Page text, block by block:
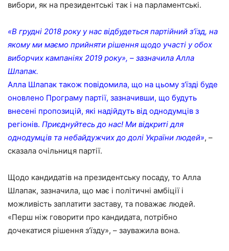
вибори, як на президентські так і на парламентські.
«В грудні 2018 року у нас відбудеться партійний з‘їзд, на
якому ми маємо прийняти рішення щодо участі у обох
виборчих кампаніях 2019 року», – зазначила Алла
Шлапак.
Алла Шлапак також повідомила, що на цьому з‘їзді буде
оновлено Програму партії, зазначивши, що будуть
внесені пропозицій, які надійдуть від однодумців з
регіонів. Приєднуйтесь до нас! Ми відкриті для
однодумців та небайдужчих до долі України людей», –
сказала очільниця партії.
Щодо кандидатів на президентську посаду, то Алла
Шлапак, зазначила, що має і політичні амбіції і
можливість заплатити заставу, та поважає людей.
«Перш ніж говорити про кандидата, потрібно
дочекатися рішення з‘їзду», – зауважила вона.